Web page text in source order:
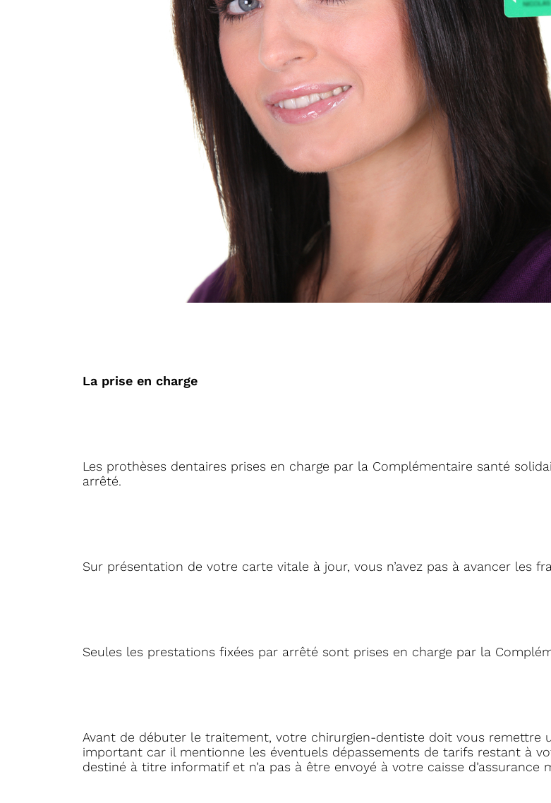
La prise en charge
Les prothèses dentaires prises en charge par la Complémentaire santé
arrêté.
Sur présentation de votre carte vitale à jour, vous n’avez pas à avancer les
Seules les prestations fixées par arrêté sont prises en charge par la
Avant de débuter le traitement, votre chirurgien-dentiste doit vous remettre
important car il mentionne les éventuels dépassements de tarifs restant à
destiné à titre informatif et n’a pas à être envoyé à votre caisse d’assurance